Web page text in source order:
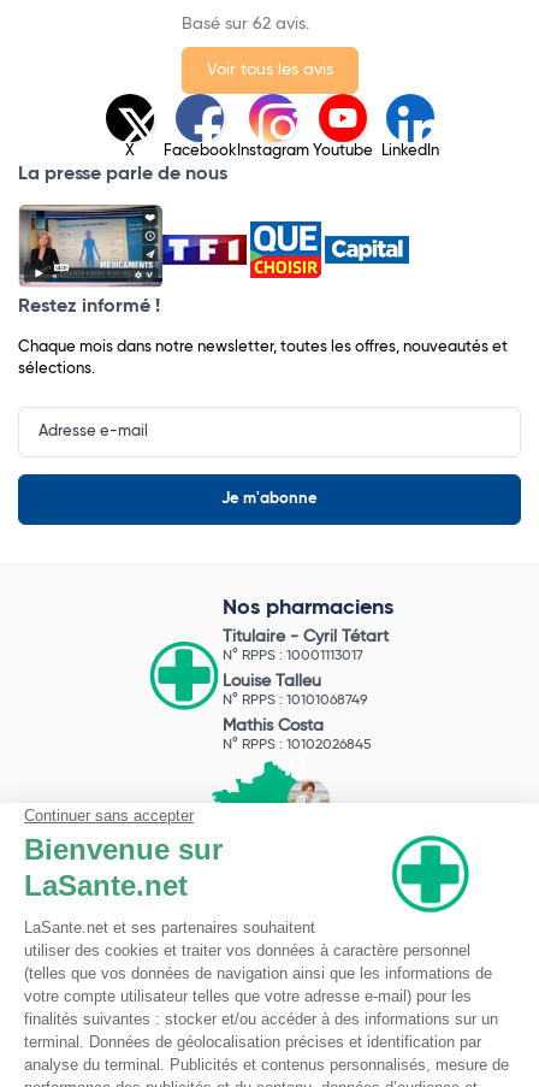
Basé sur 62 avis.
Voir tous les avis
X Facebook Instagram Youtube LinkedIn
La presse parle de nous
Restez informé !
Chaque mois dans notre newsletter, toutes les offres, nouveautés et
sélections.
Input
Newsletter
Nos pharmaciens
Titulaire - Cyril Tétart
N° RPPS : 10001113017
Louise Talleu
N° RPPS : 10101068749
Mathis Costa
N° RPPS : 10102026845
Pharmacie du Bizet
Licence ARS : 590009874
Licence Ordinale : 126921
49 boulevard Bizet
59650 Villeneuve d'Ascq
Contactez-nous !